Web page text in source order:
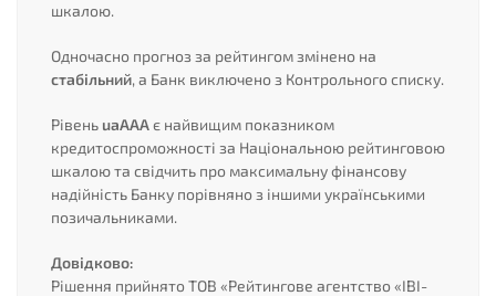
шкалою.
Одночасно прогноз за рейтингом змінено на
стабільний, а Банк виключено з Контрольного списку.
Рівень uaAAAє найвищим показником
кредитоспроможності за Національною рейтинговою
шкалою та свідчить про максимальну фінансову
надійність Банку порівняно з іншими українськими
позичальниками.
Довідково:
Рішення прийнято ТОВ «Рейтингове агентство «IBI-